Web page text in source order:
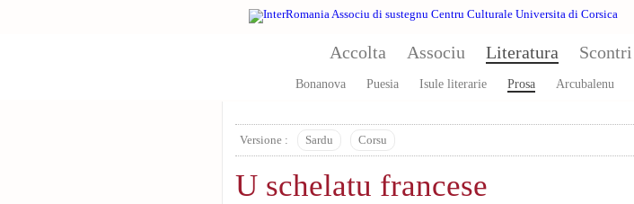
Accolta Associu Literatura
Bonanova Puesia Isule literarie Prosa Arcubalenu
Scontri
Versione : Sardu Corsu
U schelatu francese